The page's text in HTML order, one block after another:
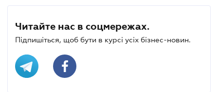
Читайте нас в соцмережах.
Підпишіться, щоб бути в курсі усіх бізнес-новин.